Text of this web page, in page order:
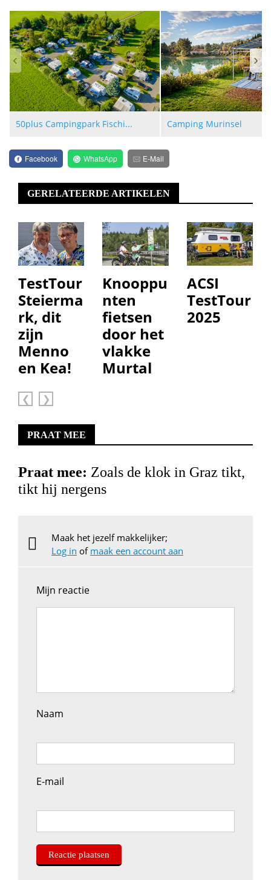
50plus Campingpark Fischi... Camping Murinsel
‹ ›
Facebook WhatsApp E-Mail
GERELATEERDE ARTIKELEN
TestTour
Steierma
rk, dit
zijn
Menno
en Kea!
Knooppu
nten
fietsen
door het
vlakke
Murtal
ACSI
TestTour
2025
PRAAT MEE
Praat mee: Zoals de klok in Graz tikt,
tikt hij nergens
Maak het jezelf makkelijker;
Log in of maak een account aan
Mijn reactie
Naam
E-mail